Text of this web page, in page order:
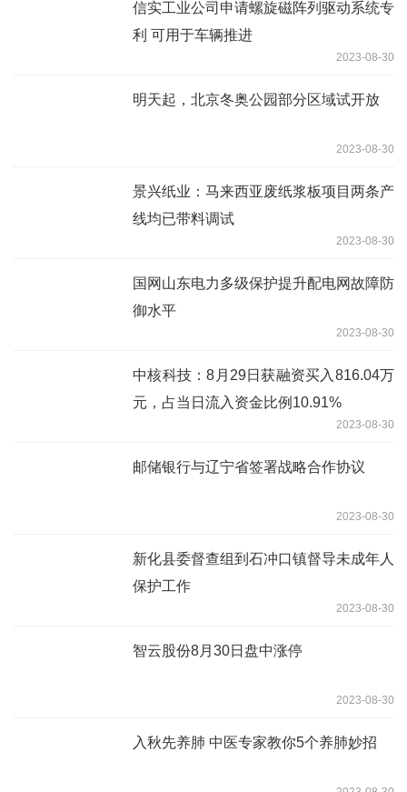
信实工业公司申请螺旋磁阵列驱动系统专
利 可用于车辆推进
2023-08-30
明天起，北京冬奥公园部分区域试开放
2023-08-30
景兴纸业：马来西亚废纸浆板项目两条产
线均已带料调试
2023-08-30
国网山东电力多级保护提升配电网故障防
御水平
2023-08-30
中核科技：8月29日获融资买入816.04万
元，占当日流入资金比例10.91%
2023-08-30
邮储银行与辽宁省签署战略合作协议
2023-08-30
新化县委督查组到石冲口镇督导未成年人
保护工作
2023-08-30
智云股份8月30日盘中涨停
2023-08-30
入秋先养肺 中医专家教你5个养肺妙招